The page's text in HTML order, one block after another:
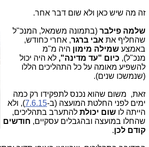
זה מה שיש כאן ולא שום דבר אחר.
שלמה פילבר (בתמונה משמאל, המנכ"ל
שהחליף את אבי ברגר, אחרי כחודש,
באמצע שמילה מימון היה מ"מ
מנכ"ל), כיום "עד מדינה", לא היה יכול
להשפיע מאומה על כל התהליכים הללו
(שנמשכו שנים).
זאת, משום שהוא נכנס לתפקידו רק כמה
ימים לפני החלטת המועצה (ב-7.6.15), ולא
הייתה לו שום יכולת להתערב בתהליכים,
שהחלו במועצה ובהגבלים עסקיים, חודשים
קודם לכן.